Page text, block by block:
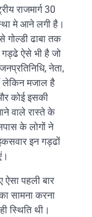
राजमार्ग 30
मे आने लगी है।
गोल्डी ढाबा तक
ऐसे भी है जो
नेता,
लेकिन मजाल है
कोई इसकी
वाले रास्ते के
के लोगों ने
इन गड्ढों
पहली बार
सामना करना
स्थिति थी।